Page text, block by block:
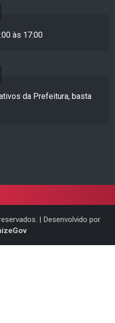
às 17:00
da Prefeitura, basta
| Desenvolvido por